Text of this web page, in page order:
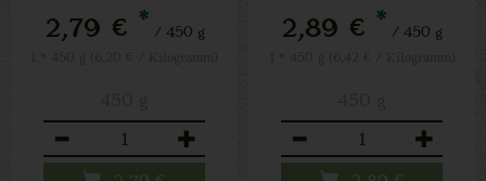
2,79 € * / 450 g 2,89 € * / 450 g